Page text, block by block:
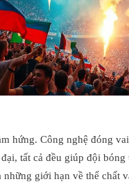
hứng. Công nghệ đóng
tất cả đều giúp đội
giới hạn về thể chất